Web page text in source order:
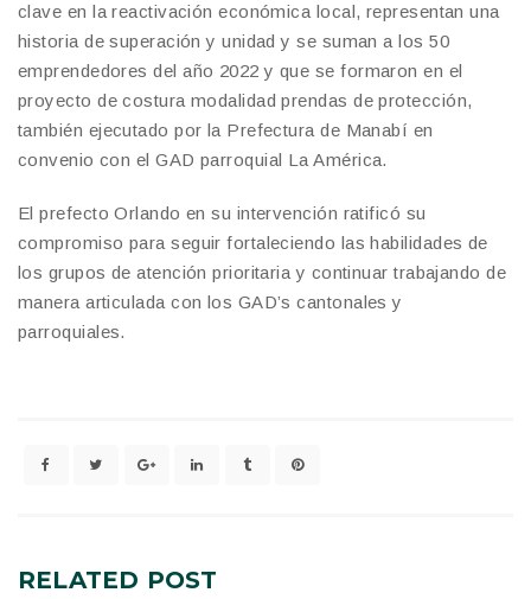
clave en la reactivación económica local, representan una
historia de superación y unidad y se suman a los 50
emprendedores del año 2022 y que se formaron en el
proyecto de costura modalidad prendas de protección,
también ejecutado por la Prefectura de Manabí en
convenio con el GAD parroquial La América.
El prefecto Orlando en su intervención ratificó su
compromiso para seguir fortaleciendo las habilidades de
los grupos de atención prioritaria y continuar trabajando de
manera articulada con los GAD’s cantonales y
parroquiales.
RELATED POST